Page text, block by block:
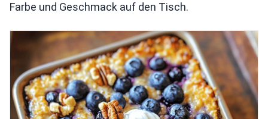
Farbe und Geschmack auf den Tisch.